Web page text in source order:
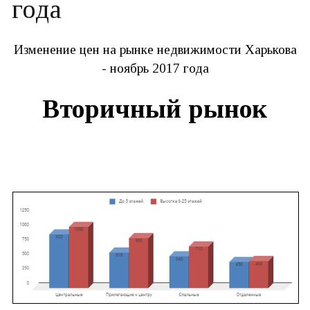
года
Изменение цен на рынке недвижимости Харькова
- ноябрь 2017 года
Вторичный рынок